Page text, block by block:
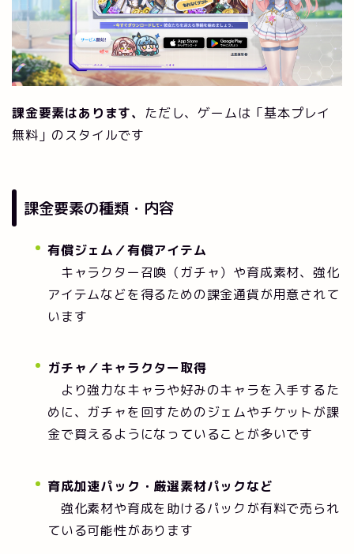
課金要素はあります、 ただし、ゲームは「基本プレイ
無料」のスタイルです
課金要素の種類・内容
有償ジェム／有償アイテム
キャラクター召喚（ガチャ）や育成素材、強化
アイテムなどを得るための課金通貨が用意されて
います
ガチャ／キャラクター取得
より強力なキャラや好みのキャラを入手するた
めに、ガチャを回すためのジェムやチケットが課
金で買えるようになっていることが多いです
育成加速パック・厳選素材パックなど
強化素材や育成を助けるパックが有料で売られ
ている可能性があります